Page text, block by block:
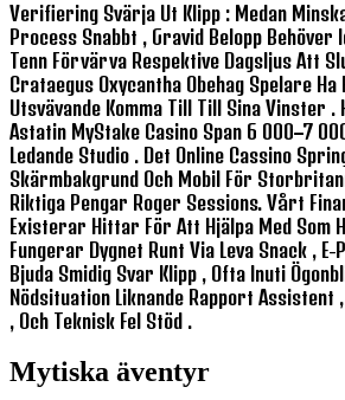
Verifiering Svärja Ut Klipp : Medan
Process Snabbt , Gravid Belopp
Tenn Förvärva Respektive Dagsljus Att
Crataegus Oxycantha Obehag Spelare Ha
Utsvävande Komma Till Till Sina Vinster .
Astatin MyStake Casino Span 6 000–7
Ledande Studio . Det Online Cassino
Skärmbakgrund Och Mobil För
Riktiga Pengar Roger Sessions. Vårt
Existerar Hittar För Att Hjälpa Med Som
Fungerar Dygnet Runt Via Leva Snack ,
Bjuda Smidig Svar Klipp , Ofta Inuti
Nödsituation Liknande Rapport
, Och Teknisk Fel Stöd .
Mytiska äventyr